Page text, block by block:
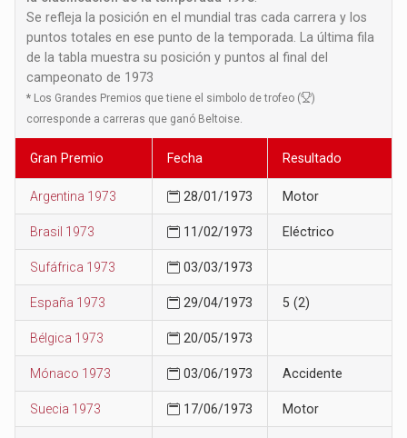
Se refleja la posición en el mundial tras cada carrera y los
puntos totales en ese punto de la temporada. La última fila
de la tabla muestra su posición y puntos al final del
campeonato de 1973
* Los Grandes Premios que tiene el simbolo de trofeo (
)
corresponde a carreras que ganó Beltoise.
Gran Premio Fecha Resultado
Argentina 1973 28/01/1973 Motor
Brasil 1973 11/02/1973 Eléctrico
Sufáfrica 1973 03/03/1973
España 1973 29/04/1973 5 (2)
Bélgica 1973 20/05/1973
Mónaco 1973 03/06/1973 Accidente
Suecia 1973 17/06/1973 Motor